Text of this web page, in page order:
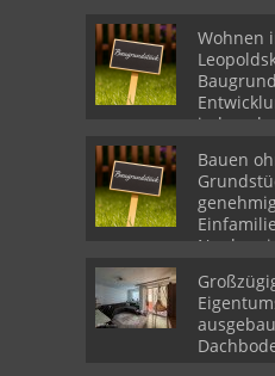
Wohnen
in
Bauen
Neubau